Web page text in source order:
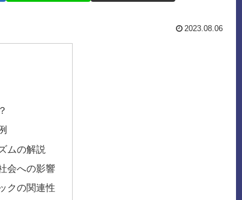
2023.08.06
ムの解説
会への影響
クの関連性